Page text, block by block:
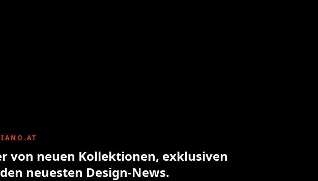
von neuen Kollektionen, exklusiven
neuesten Design-News.